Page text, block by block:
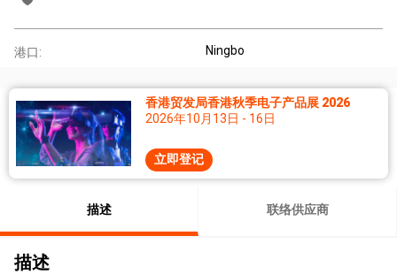
港口: Ningbo
香港贸发局香港秋季电子产品展 2026
2026年10月13日 - 16日
立即登记
描述 联络供应商
描述